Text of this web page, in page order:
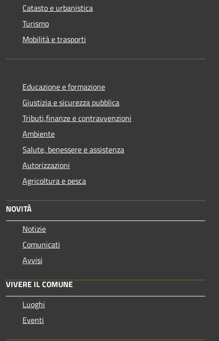
Catasto e urbanistica
Turismo
Mobilità e trasporti
Educazione e formazione
Giustizia e sicurezza pubblica
Tributi,finanze e contravvenzioni
Ambiente
Salute, benessere e assistenza
Autorizzazioni
Agricoltura e pesca
NOVITÀ
Notizie
Comunicati
Avvisi
VIVERE IL COMUNE
Luoghi
Eventi